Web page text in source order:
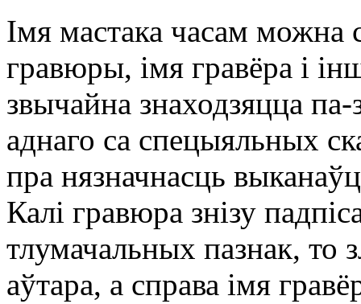
Імя мастака часам можна
гравюры, імя гравёра і
звычайна знаходзяцца
аднаго са спецыяльных
пра нязначнасць
Калі гравюра знізу
тлумачальных пазнак, то
аўтара, а справа імя